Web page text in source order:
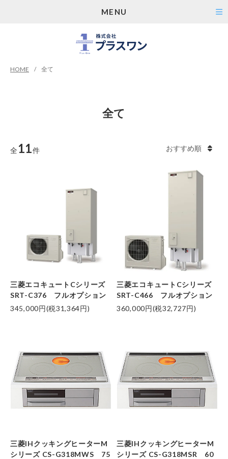
MENU
HOME 全て
全て
全11件
三菱エコキュートCシリーズ
SRT-C376 フルオプション
345,000円(税31,364円)
三菱エコキュートCシリーズ
SRT-C466 フルオプション
360,000円(税32,727円)
三菱IHクッキングヒーターM
シリーズ CS-G318MWS 75
三菱IHクッキングヒーターM
シリーズ CS-G318MSR 60